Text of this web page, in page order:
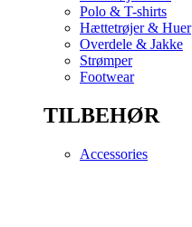
Polo & T-shirts
Hættetrøjer & Huer
Overdele & Jakke
Strømper
Footwear
TILBEHØR
Accessories